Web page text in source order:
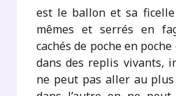
est le ballon et sa
mêmes et serrés en
cachés de poche en
dans des replis vivants,
ne peut pas aller au